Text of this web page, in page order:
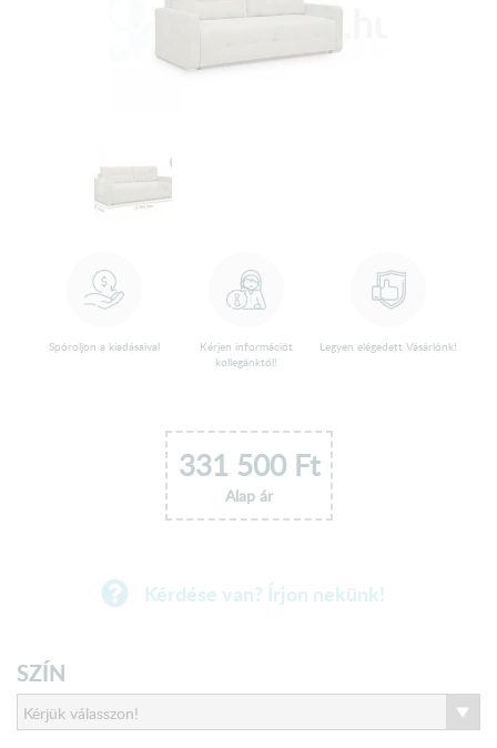
Spóroljon a kiadásaival
Kérjen információt
kollegánktól!
Legyen elégedett Vásárlónk!
331 500Ft
Alap ár
Kérdése van? Írjon nekünk!
SZÍN